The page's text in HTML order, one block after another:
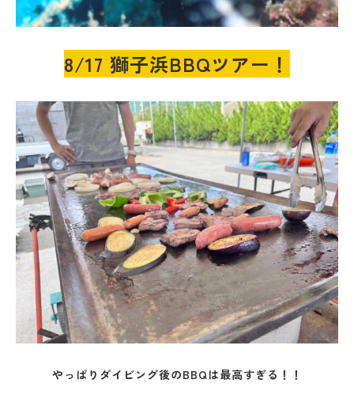
8/17 獅子浜BBQツアー！
やっぱりダイビング後のBBQは最高すぎる！！